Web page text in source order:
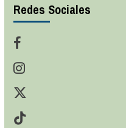
Redes Sociales